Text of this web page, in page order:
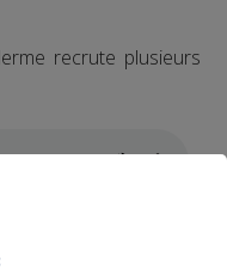
recrute plusieurs